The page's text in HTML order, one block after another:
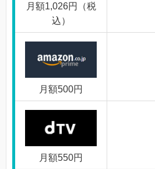
月額1,026円（税
込）
月額500円
月額550円